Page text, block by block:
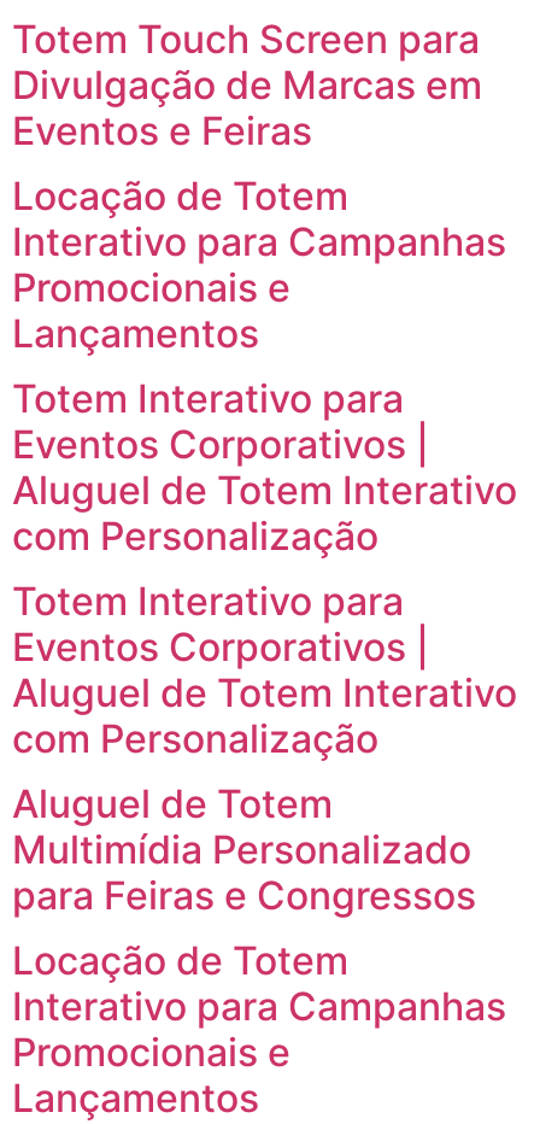
Totem Touch Screen para
Divulgação de Marcas em
Eventos e Feiras
Locação de Totem
Interativo para Campanhas
Promocionais e
Lançamentos
Totem Interativo para
Eventos Corporativos |
Aluguel de Totem Interativo
com Personalização
Totem Interativo para
Eventos Corporativos |
Aluguel de Totem Interativo
com Personalização
Aluguel de Totem
Multimídia Personalizado
para Feiras e Congressos
Locação de Totem
Interativo para Campanhas
Promocionais e
Lançamentos